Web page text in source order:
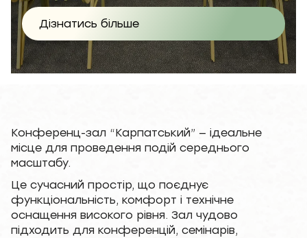
Дізнатись більше
Конференц-зал “Карпатський” — ідеальне
місце для проведення подій середнього
масштабу.
Це сучасний простір, що поєднує
функціональність, комфорт і технічне
оснащення високого рівня. Зал чудово
підходить для конференцій, семінарів,